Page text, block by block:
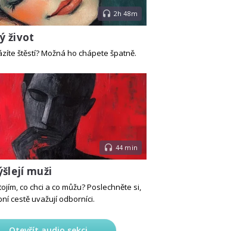
2h 48m
život
štěstí? Možná ho chápete špatně.
44 min
muži
co chci a co můžu? Poslechněte si,
cestě uvažují odborníci.